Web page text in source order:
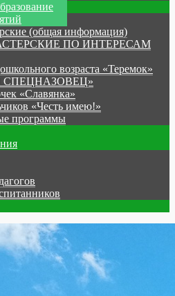
(общая информация)
ПО ИНТЕРЕСАМ
возраста «Теремок»
«Славянка»
«Честь имею!»
программы